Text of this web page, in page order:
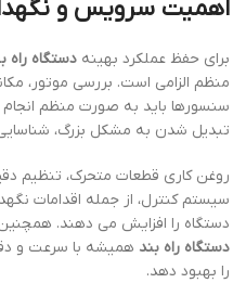
اهمیت سرویس و
برای حفظ عملکرد بهینه دستگاه راه
منظم الزامی است. بررسی موتور،
سنسورها باید به صورت منظم انجام
تبدیل شدن به مشکل بزرگ،
روغن کاری قطعات متحرک، تنظیم
سیستم کنترل، از جمله اقدامات
دستگاه را افزایش می دهند.
دستگاه راه بند همیشه با سرعت و
را بهبود دهد.